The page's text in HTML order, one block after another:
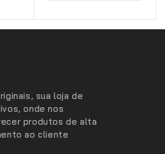
sua loja de
onde nos
produtos de alta
ao cliente